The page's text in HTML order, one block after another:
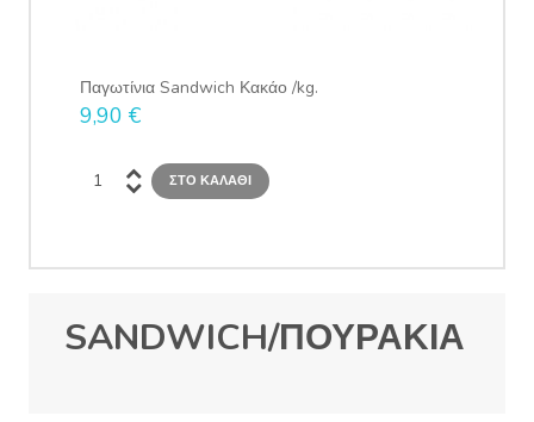
Παγωτίνια Sandwich Κακάο /kg.
9,90 €
SANDWICH/ΠΟΥΡΑΚΙΑ